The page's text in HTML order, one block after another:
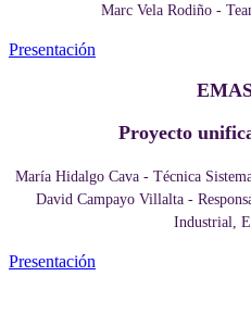
Marc Vela Rodiño -
Presentación
Proyecto
María Hidalgo Cava - Técnica
David Campayo Villalta -
Industrial,
Presentación